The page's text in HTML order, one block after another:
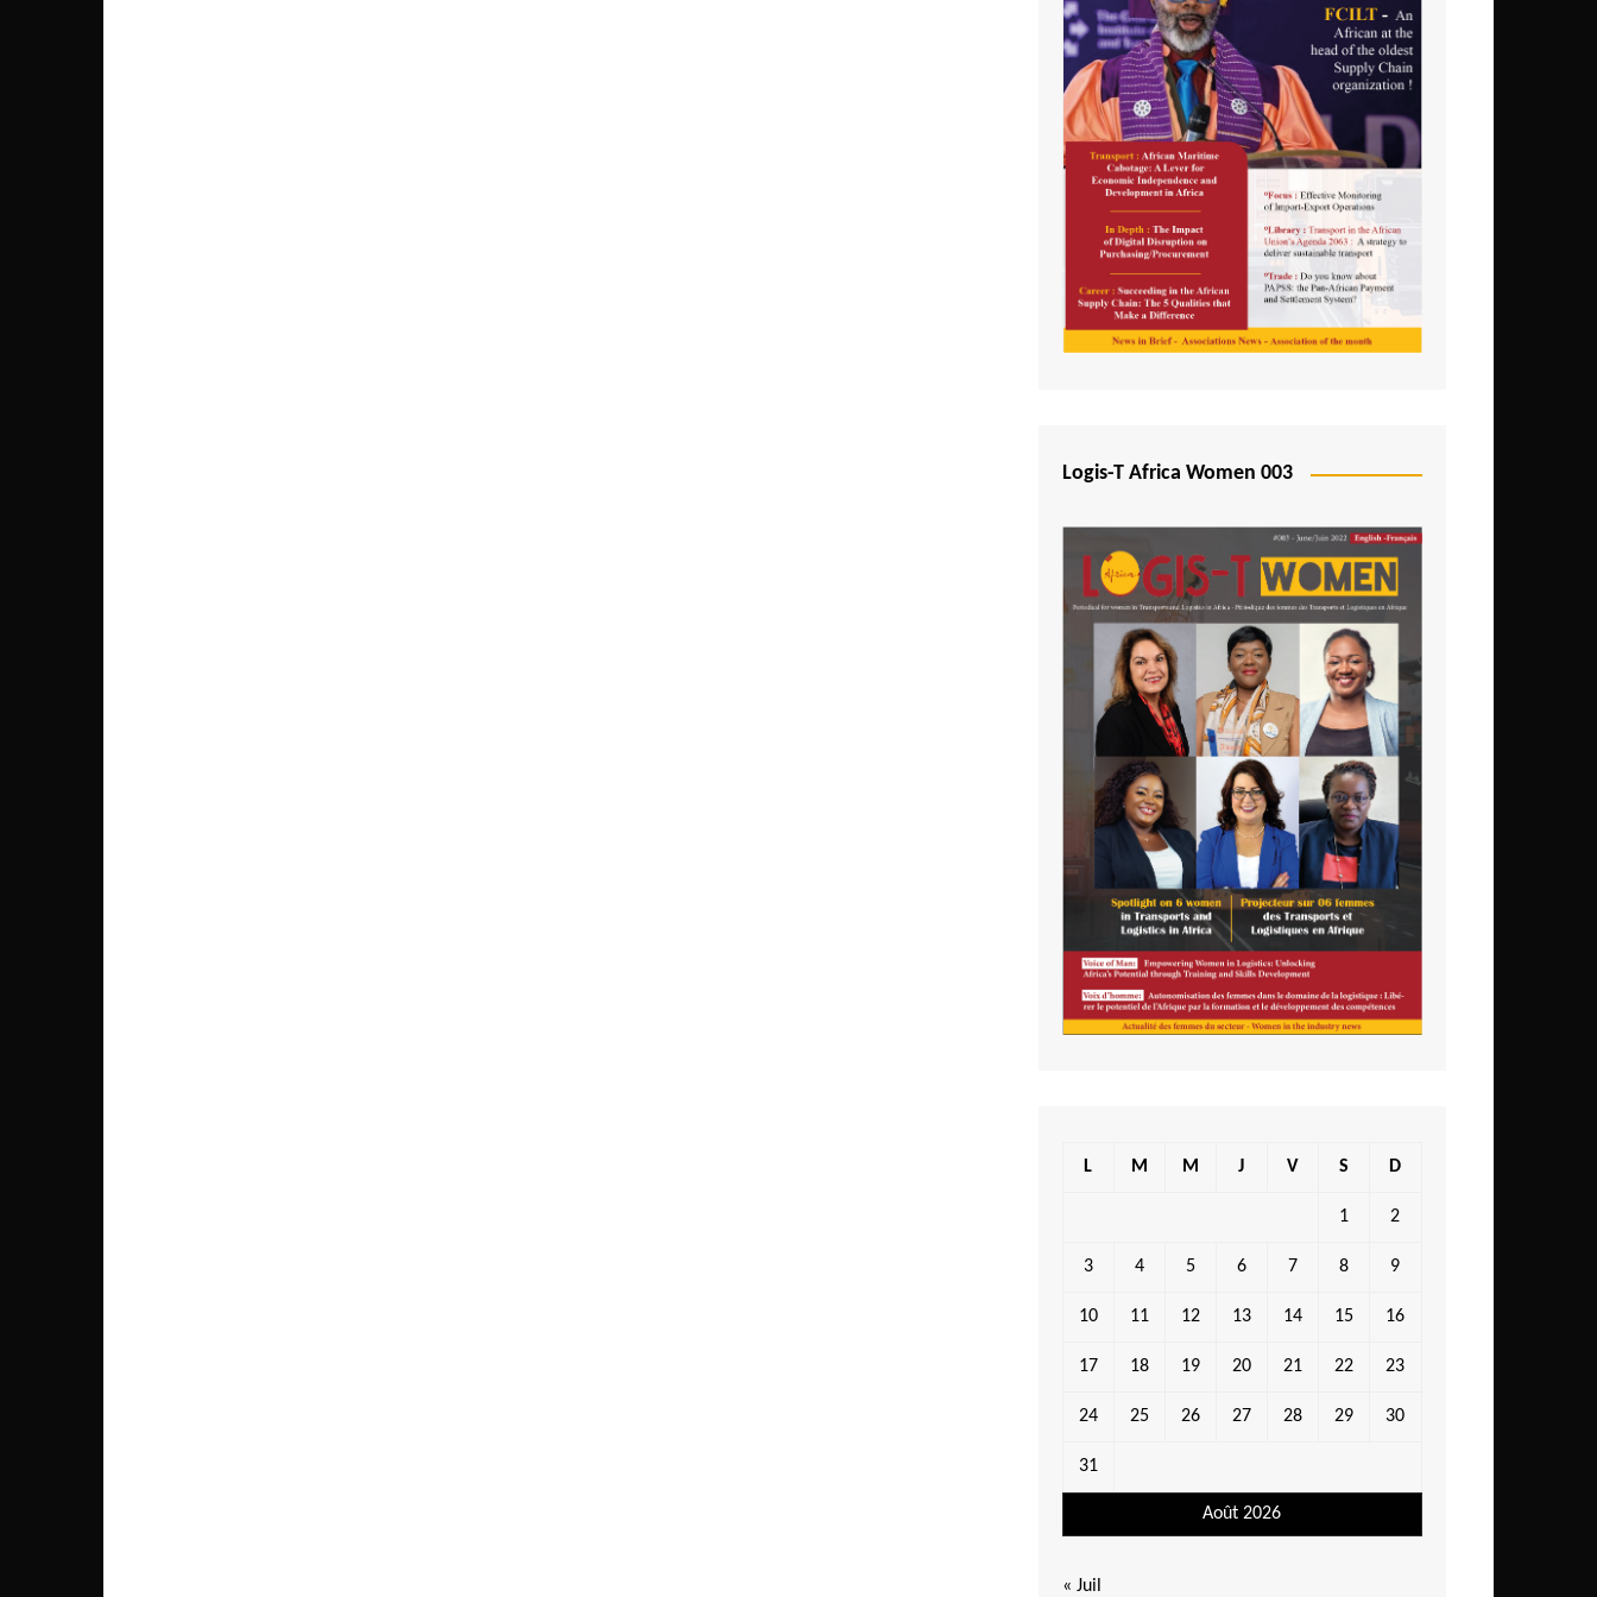
Logis-T Africa Women 003
Août 2026
L M M J V S D
1 2
3 4 5 6 7 8 9
10 11 12 13 14 15 16
17 18 19 20 21 22 23
24 25 26 27 28 29 30
31
« Juil